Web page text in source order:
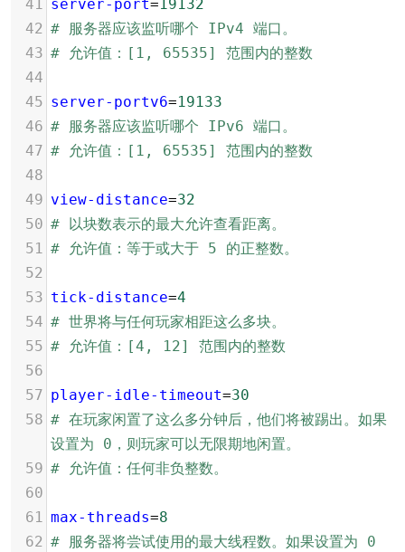
41 server-port= 19132
42 # 服务器应该监听哪个 IPv4 端口。
43 # 允许值：[1, 65535] 范围内的整数
44
45 server-portv6=19133
46 # 服务器应该监听哪个 IPv6 端口。
47 # 允许值：[1, 65535] 范围内的整数
48
49 view-distance=32
50 # 以块数表示的最大允许查看距离。
51
# 允许值：等于或大于 5 的正整数。
52
53 tick-distance=4
54 # 世界将与任何玩家相距这么多块。
55 # 允许值：[4, 12] 范围内的整数
56
57 player-idle-timeout=30
58 # 在玩家闲置了这么多分钟后，他们将被踢出。如果
设置为 0，则玩家可以无限期地闲置。
59 # 允许值：任何非负整数。
60
61
max-threads=8
62 # 服务器将尝试使用的最大线程数。如果设置为 0